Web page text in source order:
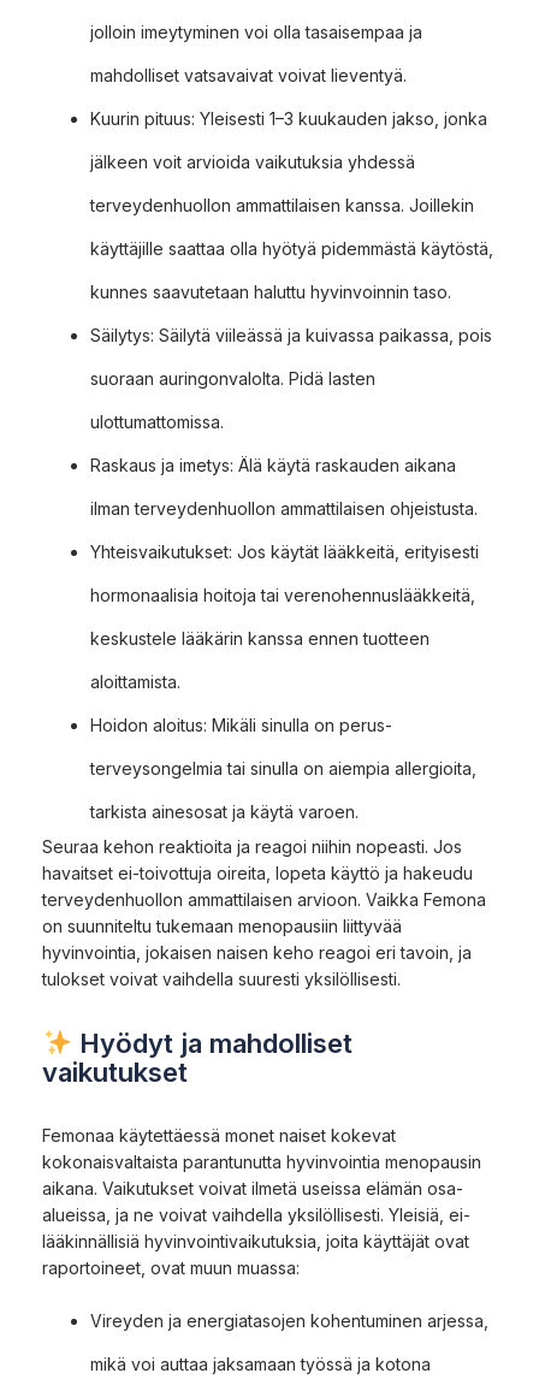
jolloin imeytyminen voi olla tasaisempaa ja
mahdolliset vatsavaivat voivat lieventyä.
Kuurin pituus: Yleisesti 1–3 kuukauden jakso, jonka
jälkeen voit arvioida vaikutuksia yhdessä
terveydenhuollon ammattilaisen kanssa. Joillekin
käyttäjille saattaa olla hyötyä pidemmästä käytöstä,
kunnes saavutetaan haluttu hyvinvoinnin taso.
Säilytys: Säilytä viileässä ja kuivassa paikassa, pois
suoraan auringonvalolta. Pidä lasten
ulottumattomissa.
Raskaus ja imetys: Älä käytä raskauden aikana
ilman terveydenhuollon ammattilaisen ohjeistusta.
Yhteisvaikutukset: Jos käytät lääkkeitä, erityisesti
hormonaalisia hoitoja tai verenohennuslääkkeitä,
keskustele lääkärin kanssa ennen tuotteen
aloittamista.
Hoidon aloitus: Mikäli sinulla on perus-
terveysongelmia tai sinulla on aiempia allergioita,
tarkista ainesosat ja käytä varoen.
Seuraa kehon reaktioita ja reagoi niihin nopeasti. Jos
havaitset ei-toivottuja oireita, lopeta käyttö ja hakeudu
terveydenhuollon ammattilaisen arvioon. Vaikka Femona
on suunniteltu tukemaan menopausiin liittyvää
hyvinvointia, jokaisen naisen keho reagoi eri tavoin, ja
tulokset voivat vaihdella suuresti yksilöllisesti.
Hyödyt ja mahdolliset
vaikutukset
Femonaa käytettäessä monet naiset kokevat
kokonaisvaltaista parantunutta hyvinvointia menopausin
aikana. Vaikutukset voivat ilmetä useissa elämän osa-
alueissa, ja ne voivat vaihdella yksilöllisesti. Yleisiä, ei-
lääkinnällisiä hyvinvointivaikutuksia, joita käyttäjät ovat
raportoineet, ovat muun muassa:
Vireyden ja energiatasojen kohentuminen arjessa,
mikä voi auttaa jaksamaan työssä ja kotona